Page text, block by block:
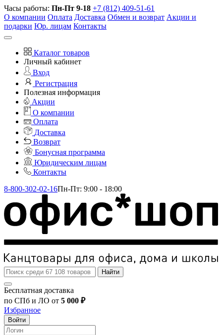
Часы работы: Пн-Пт 9-18 +7 (812) 409-51-61
О компании Оплата Доставка Обмен и возврат Акции и
подарки Юр. лицам Контакты
Каталог товаров
Личный кабинет
Вход
Регистрация
Полезная информация
Акции
О компании
Оплата
Доставка
Возврат
Бонусная программа
Юридическим лицам
Контакты
8-800-302-02-16Пн-Пт: 9:00 - 18:00
Найти
Бесплатная доставка
по СПб и ЛО от 5 000 ₽
Избранное
Войти